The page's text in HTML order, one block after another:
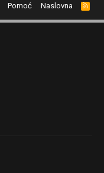
Pomoć Naslovna
R
S
S